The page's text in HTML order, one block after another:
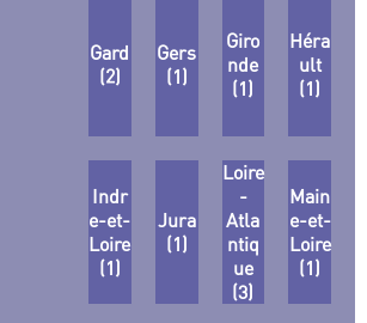
Gard
(2)
Gers
(1)
Giro
nde
(1)
Héra
ult
(1)
Indr
e-et-
Loire
(1)
Jura
(1)
Loire
-
Atla
ntiq
ue
(3)
Main
e-et-
Loire
(1)